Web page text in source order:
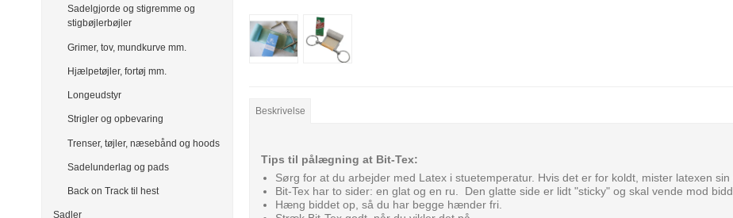
Sadelgjorde og stigremme og
stigbøjlerbøjler
Grimer, tov, mundkurve mm.
Hjælpetøjler, fortøj mm.
Longeudstyr
Strigler og opbevaring
Trenser, tøjler, næsebånd og hoods
Sadelunderlag og pads
Back on Track til hest
Sadler
Beskrivelse
Tips til pålægning at Bit-Tex:
Sørg for at du arbejder med Latex i stuetemperatur. Hvis det er for koldt, mister latexen sin
Bit-Tex har to sider: en glat og en ru. Den glatte side er lidt "sticky" og skal vende mod
Hæng biddet op, så du har begge hænder fri.